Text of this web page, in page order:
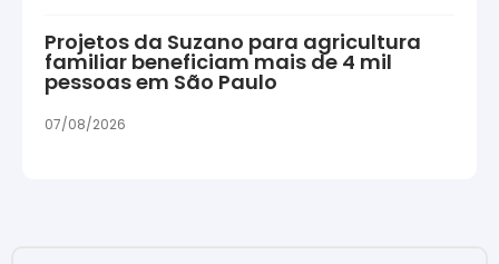
Projetos da Suzano para agricultura
familiar beneficiam mais de 4 mil
pessoas em São Paulo
07/08/2026